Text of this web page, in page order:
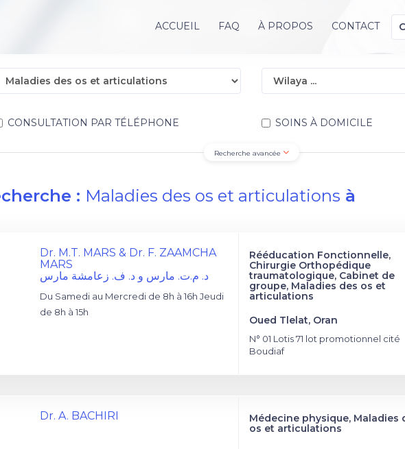
ACCUEIL FAQ À PROPOS CONTACT
CONSULTATION PAR TÉLÉPHONE SOINS À DOMICILE
Recherche avancée
: Maladies des os et articulations à
Dr. M.T. MARS & Dr. F. ZAAMCHA
MARS
د. م.ت. مارس و د. ف. زعامشة مارس
Du Samedi au Mercredi de 8h à 16h Jeudi
de 8h à 15h
Rééducation Fonctionnelle,
Chirurgie Orthopédique
traumatologique, Cabinet de
groupe, Maladies des os et
articulations
Oued Tlelat, Oran
N° 01 Lotis 71 lot promotionnel cité
Boudiaf
Dr. A. BACHIRI
Médecine physique, Maladies
os et articulations